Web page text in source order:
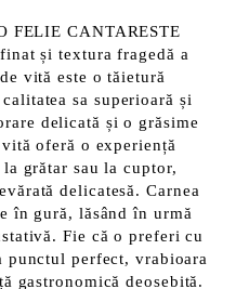
FELIE CANTARESTE
și textura fragedă a
vită este o tăietură
sa superioară și
delicată și o grăsime
oferă o experiență
grătar sau la cuptor,
delicatesă. Carnea
în gură, lăsând în urmă
Fie că o preferi cu
punctul perfect, vrabioara
gastronomică deosebită.